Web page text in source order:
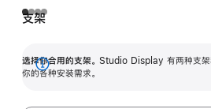
支架
选择你合用的支架。 Studio Display 有两种支架
你的各种安装需求。
展